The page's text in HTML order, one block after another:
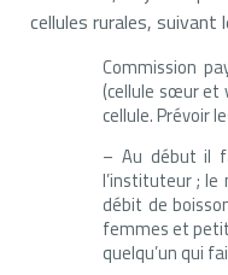
cellules rurales, suivant
Commission
(cellule sœur et
cellule. Prévoir
– Au début il
l’instituteur ; le
débit de
femmes et
quelqu’un qui